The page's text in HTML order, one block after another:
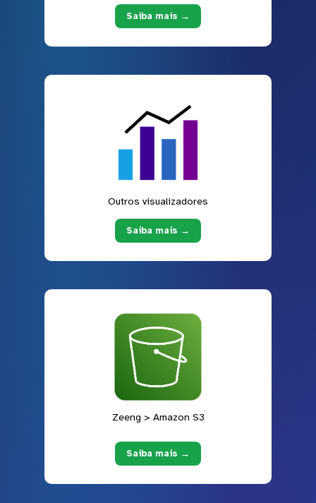
Saiba mais →
Outros visualizadores
Saiba mais →
Zeeng > Amazon S3
Saiba mais →